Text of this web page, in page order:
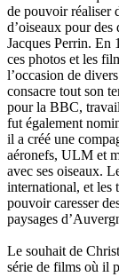
Saint-
Salon
Sapin-
Sattler
Sauve
Stuck
de pouvoir réaliser
d’oiseaux pour
Jacques Perrin.
ces photos et les
l’occasion de
consacre tout son
pour la BBC,
fut également
il a créé une
aéronefs, ULM et
avec ses oiseaux.
international, et les
pouvoir caresser
paysages
Le souhait de
série de films où il